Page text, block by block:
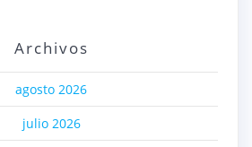
Archivos
agosto 2026
julio 2026